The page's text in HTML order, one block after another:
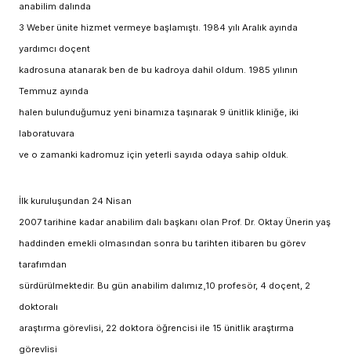
anabilim dalında
3 Weber ünite hizmet vermeye başlamıştı. 1984 yılı Aralık ayında
yardımcı doçent
kadrosuna atanarak ben de bu kadroya dahil oldum. 1985 yılının
Temmuz ayında
halen bulunduğumuz yeni binamıza taşınarak 9 ünitlik kliniğe, iki
laboratuvara
ve o zamanki kadromuz için yeterli sayıda odaya sahip olduk.
İlk kuruluşundan 24 Nisan
2007 tarihine kadar anabilim dalı başkanı olan Prof. Dr. Oktay Ünerin yaş
haddinden emekli olmasından sonra bu tarihten itibaren bu görev
tarafımdan
sürdürülmektedir. Bu gün anabilim dalımız¸10 profesör, 4 doçent, 2
doktoralı
araştırma görevlisi, 22 doktora öğrencisi ile 15 ünitlik araştırma
görevlisi